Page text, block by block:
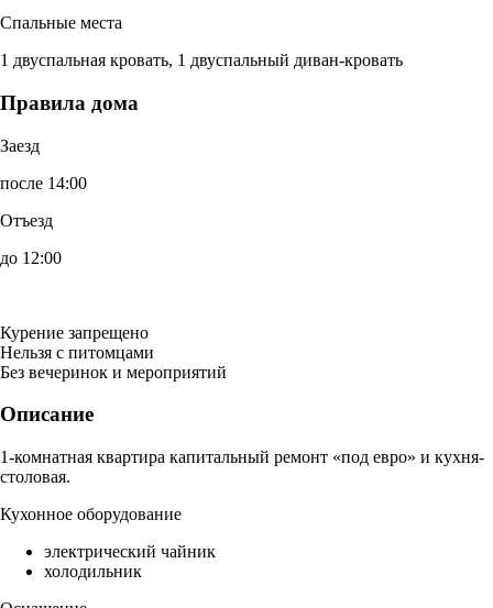
Спальные места
1 двуспальная кровать, 1 двуспальный диван-кровать
Правила дома
Заезд
после 14:00
Отъезд
до 12:00
Курение запрещено
Нельзя с питомцами
Без вечеринок и мероприятий
Описание
1-комнатная квартира капитальный ремонт «под евро» и кухня-
столовая.
Кухонное оборудование
электрический чайник
холодильник